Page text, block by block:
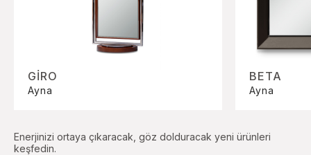
GİRO
Ayna
BETA
Ayna
Enerjinizi ortaya çıkaracak, göz dolduracak yeni ürünleri
keşfedin.